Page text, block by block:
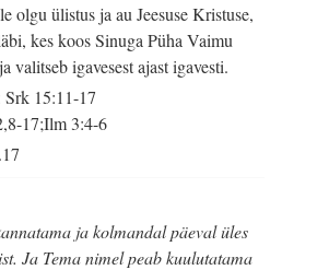
olgu ülistus ja au Jeesuse Kristuse,
kes koos Sinuga Püha Vaimu
valitseb igavesest ajast igavesti.
15:11-17
17;Ilm 3:4-6
ja kolmandal päeval üles
Ja Tema nimel peab kuulutatama